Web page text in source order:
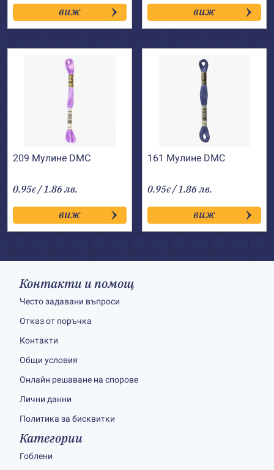
виж виж
209 Мулине DMC
0.95€ / 1.86 лв.
виж
161 Мулине DMC
0.95€ / 1.86 лв.
виж
Контакти и помощ
Често задавани въпроси
Отказ от поръчка
Контакти
Общи условия
Онлайн решаване на спорове
Лични данни
Политика за бисквитки
Категории
Гоблени